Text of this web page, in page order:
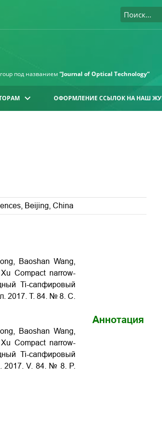
под названием “Journal of Optical Technology“
ОФОРМЛЕНИЕ ССЫЛОК НА НАШ
Beijing, China
Baoshan Wang,
Compact narrow-
Ti-сапфировый
2017. Т. 84. № 8. С.
Baoshan Wang,
Compact narrow-
Ti-сапфировый
2017. V. 84. № 8. P.
Аннотация